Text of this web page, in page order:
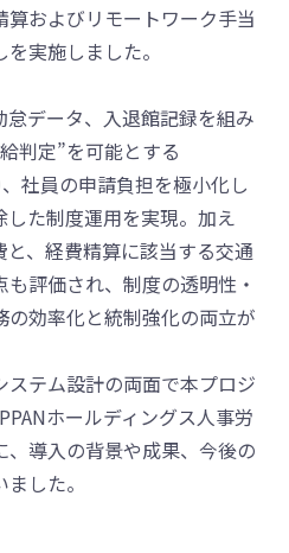
およびリモートワーク手当
実施しました。
データ、入退館記録を組み
判定”を可能とする
社員の申請負担を極小化し
た制度運用を実現。加え
、経費精算に該当する交通
評価され、制度の透明性・
効率化と統制強化の両立が
テム設計の両面で本プロジ
ホールディングス人事労
導入の背景や成果、今後の
した。